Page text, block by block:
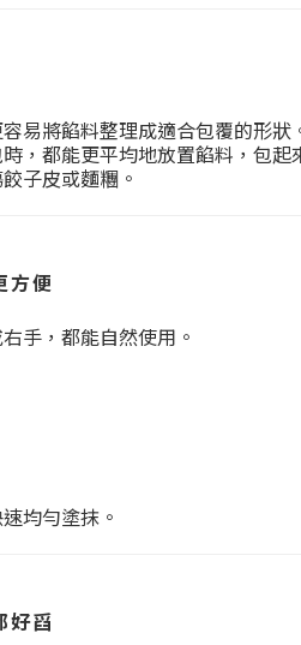
易將餡料整理成適合包覆的形狀
，都能更平均地放置餡料，包起
子皮或麵糰。
方便
手，都能自然使用。
均勻塗抹。
好舀